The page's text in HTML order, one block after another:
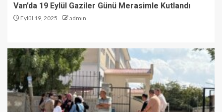
Van’da 19 Eylül Gaziler Günü Merasimle Kutlandı
Eylül 19, 2025 admin